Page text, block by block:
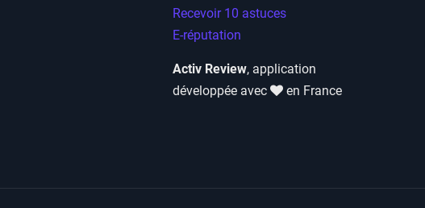
Recevoir 10 astuces
E-réputation
Activ Review, application
développée avec
en France